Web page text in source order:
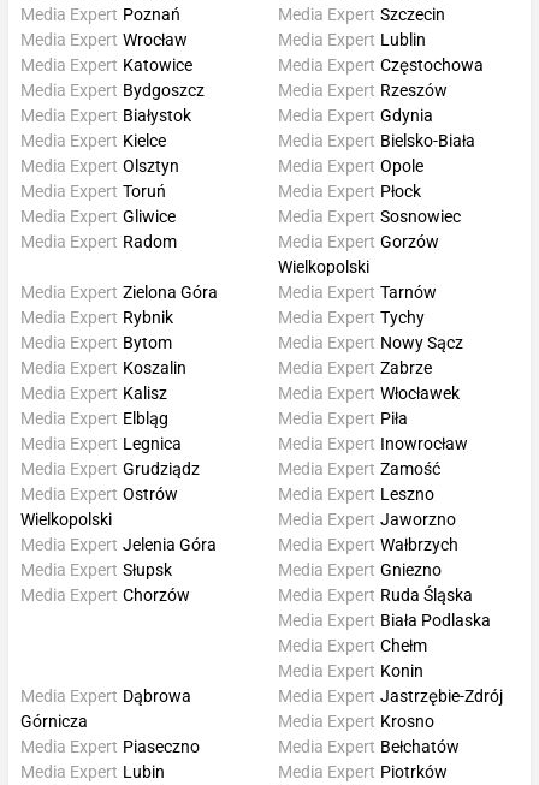
Media Expert Poznań
Media Expert Wrocław
Media Expert Szczecin
Media Expert Lublin
Media Expert Katowice
Media Expert Bydgoszcz
Media Expert Białystok
Media Expert Kielce
Media Expert Częstochowa
Media Expert Rzeszów
Media Expert Gdynia
Media Expert Bielsko-Biała
Media Expert Olsztyn
Media Expert Toruń
Media Expert Gliwice
Media Expert Radom
Media Expert Opole
Media Expert Płock
Media Expert Sosnowiec
Media Expert Gorzów
Wielkopolski
Media Expert Zielona Góra
Media Expert Rybnik
Media Expert Bytom
Media Expert Koszalin
Media Expert Tarnów
Media Expert Tychy
Media Expert Nowy Sącz
Media Expert Zabrze
Media Expert Kalisz
Media Expert Elbląg
Media Expert Legnica
Media Expert Grudziądz
Media Expert Włocławek
Media Expert Piła
Media Expert Inowrocław
Media Expert Zamość
Media Expert Ostrów
Wielkopolski
Media Expert Jelenia Góra
Media Expert Słupsk
Media Expert Chorzów
Media Expert Leszno
Media Expert Jaworzno
Media Expert Wałbrzych
Media Expert Gniezno
Media Expert Ruda Śląska
Media Expert Biała Podlaska
Media Expert Chełm
Media Expert Konin
Media Expert Dąbrowa
Górnicza
Media Expert Piaseczno
Media Expert Lubin
Media Expert Jastrzębie-Zdrój
Media Expert Krosno
Media Expert Bełchatów
Media Expert Piotrków